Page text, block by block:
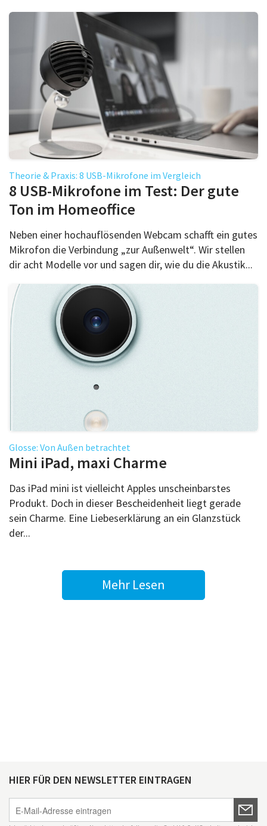
Theorie & Praxis: 8 USB-Mikrofone im Vergleich
8 USB-Mikrofone im Test: Der gute
Ton im Homeoffice
Neben einer hochauflösenden Webcam schafft ein gutes
Mikrofon die Verbindung „zur Außenwelt“. Wir stellen
dir acht Modelle vor und sagen dir, wie du die Akustik...
Glosse: Von Außen betrachtet
Mini iPad, maxi Charme
Das iPad mini ist vielleicht Apples unscheinbarstes
Produkt. Doch in dieser Bescheidenheit liegt gerade
sein Charme. Eine Liebeserklärung an ein Glanzstück
der...
Mehr Lesen
HIER FÜR DEN NEWSLETTER EINTRAGEN